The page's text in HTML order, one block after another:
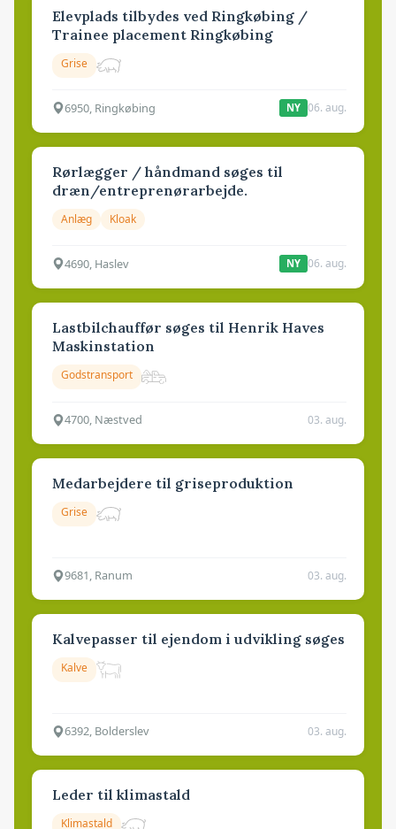
Elevplads tilbydes ved Ringkøbing /
Trainee placement Ringkøbing
Grise
6950, Ringkøbing NY 06. aug.
Rørlægger / håndmand søges til
dræn/entreprenørarbejde.
Anlæg Kloak
4690, Haslev NY 06. aug.
Lastbilchauffør søges til Henrik Haves
Maskinstation
Godstransport
4700, Næstved 03. aug.
Medarbejdere til griseproduktion
Grise
9681, Ranum 03. aug.
Kalvepasser til ejendom i udvikling søges
Kalve
6392, Bolderslev 03. aug.
Leder til klimastald
Klimastald